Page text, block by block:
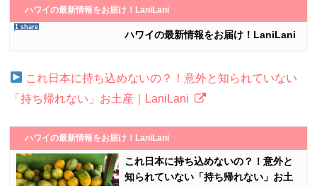
ハワイの最新情報をお届け！LaniLani
1 share
ハワイの最新情報をお届け！LaniLani
これ日本に持ち込めないの？！意外と知られていない
「持ち帰れない」お土産｜LaniLani
ハワイの最新情報をお届け！LaniLani
これ日本に持ち込めないの？！意外と
知られていない「持ち帰れない」お土